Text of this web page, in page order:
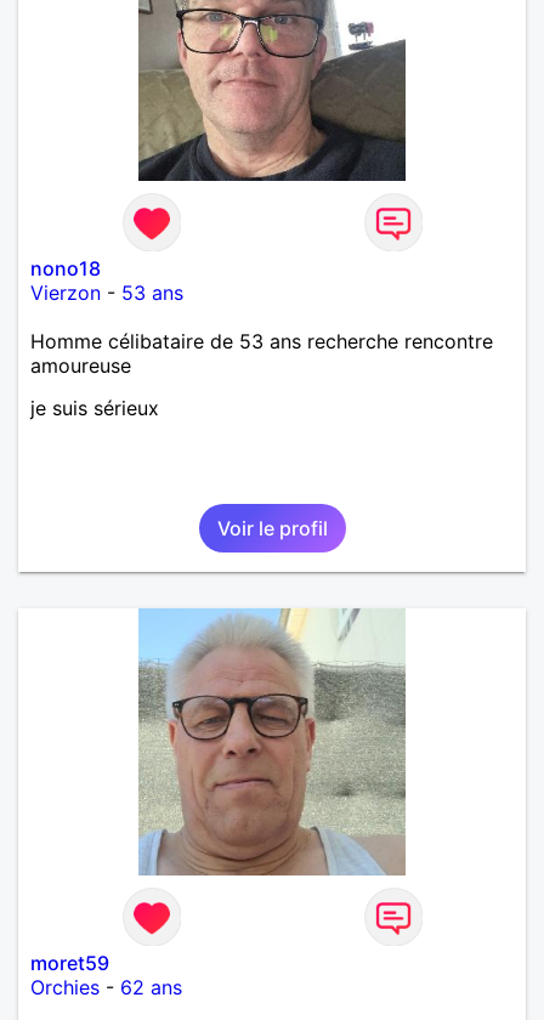
nono18
Vierzon - 53 ans
Homme célibataire de 53 ans recherche rencontre
amoureuse
je suis sérieux
Voir le profil
moret59
Orchies - 62 ans